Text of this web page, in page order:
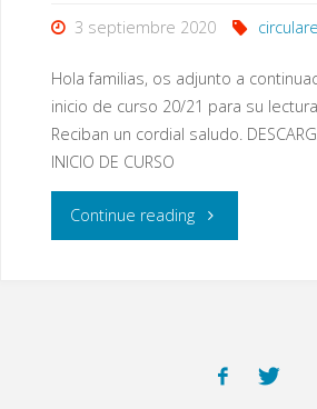
3 septiembre 2020
Hola familias, os adjunto a
inicio de curso 20/21 para su
Reciban un cordial saludo.
INICIO DE CURSO
Continue reading"Circular